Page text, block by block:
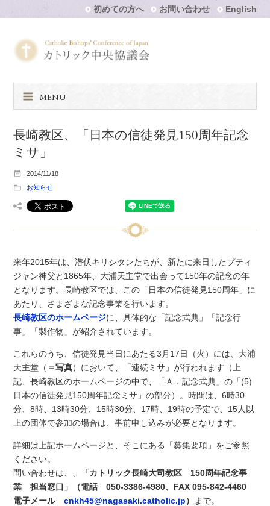
初めての方へ お問い合わせ English
MENU
長崎教区、「日本の信徒発見150周年記念
ミサ」
2014/11/18
お知らせ
来年2015年は、潜伏キリシタンたちが、新たに来日したプティ
ジャン神父と1865年、大浦天主堂で出会って150年の記念の年
となります。長崎教区では、この「日本の信徒発見150周年」に
あたり、さまざまな記念事業を行います。
長崎教区のホームページに、具体的な「記念式典」「記念行
事」「製作物」が紹介されています。
これらのうち、信徒発見当日にあたる3月17日（火）には、大浦
天主堂（ ＝写真）において、「連続ミサ」が行われます（上
記、長崎教区のホームページの中で、「Ａ．記念式典」の「(5)
日本の信徒発見150周年記念ミサ」の部分）。時間は、6時30
分、8時、13時30分、15時30分、17時、19時の予定で、15人以
上の団体で参加の場合は、事前申し込みが必要となります。
詳細は上記ホームページと、そこにある「募集要項」をご参照
ください。
問い合わせは、、
「カトリック長崎大司教区 150周年記念事
業 担当窓口」（電話 050-3386-4980、FAX 095-842-4460
電子メールcnkh45@nagasaki.catholic.jp） まで。